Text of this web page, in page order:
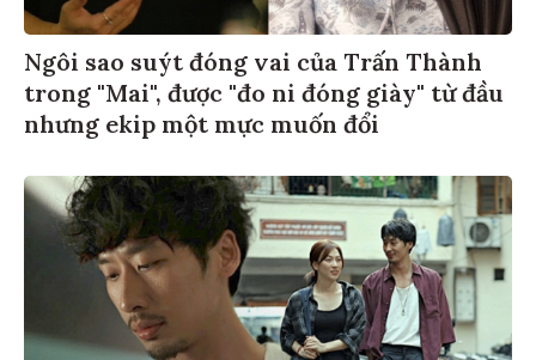
Ngôi sao suýt đóng vai của Trấn Thành
trong "Mai", được "đo ni đóng giày" từ đầu
nhưng ekip một mực muốn đổi